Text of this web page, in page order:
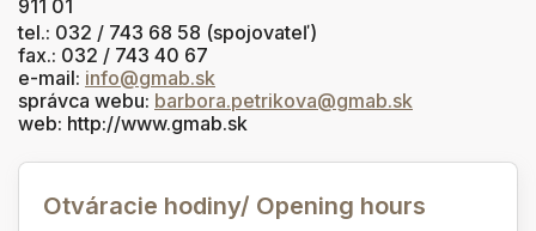
911 01
tel.: 032 / 743 68 58 (spojovateľ)
fax.: 032 / 743 40 67
e-mail: info@gmab.sk
správca webu: barbora.petrikova@gmab.sk
web: http://www.gmab.sk
Otváracie hodiny/ Opening hours